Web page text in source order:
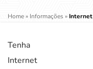
Home» Informações»
Tenha
Internet